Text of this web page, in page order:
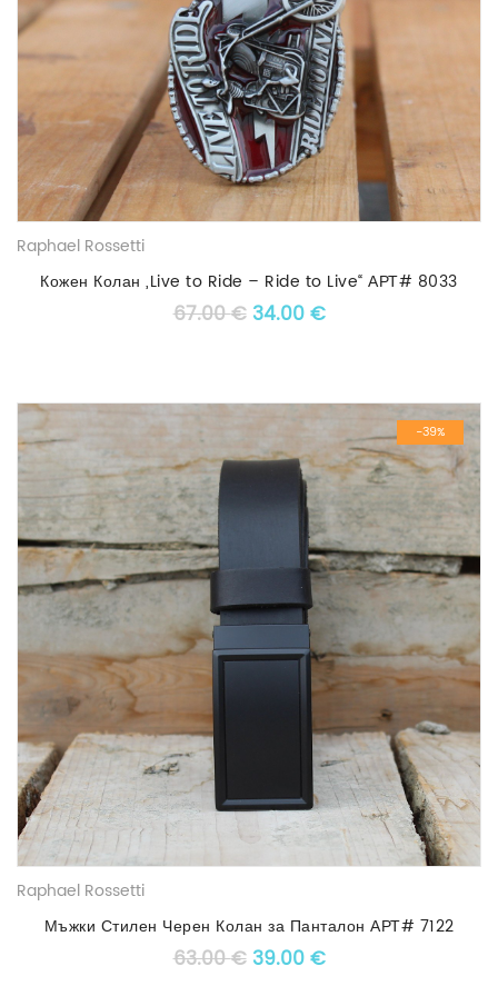
Raphael Rossetti
Кожен Колан „Live to Ride – Ride to Live“ АРТ# 8033
67.00€ Original price was: 67.00
34.00€Текущата цена е:
-39%
Raphael Rossetti
Мъжки Стилен Черен Колан за Панталон АРТ# 7122
63.00€ Original price was: 63.00
39.00€Текущата цена е: